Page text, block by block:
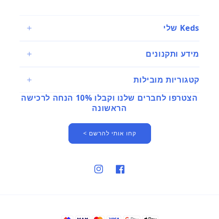
Keds שלי
מידע ותקנונים
קטגוריות מובילות
הצטרפו לחברים שלנו וקבלו 10% הנחה לרכישה
הראשונה
קחו אותי להרשם >
פייסבוק אינסטגרם